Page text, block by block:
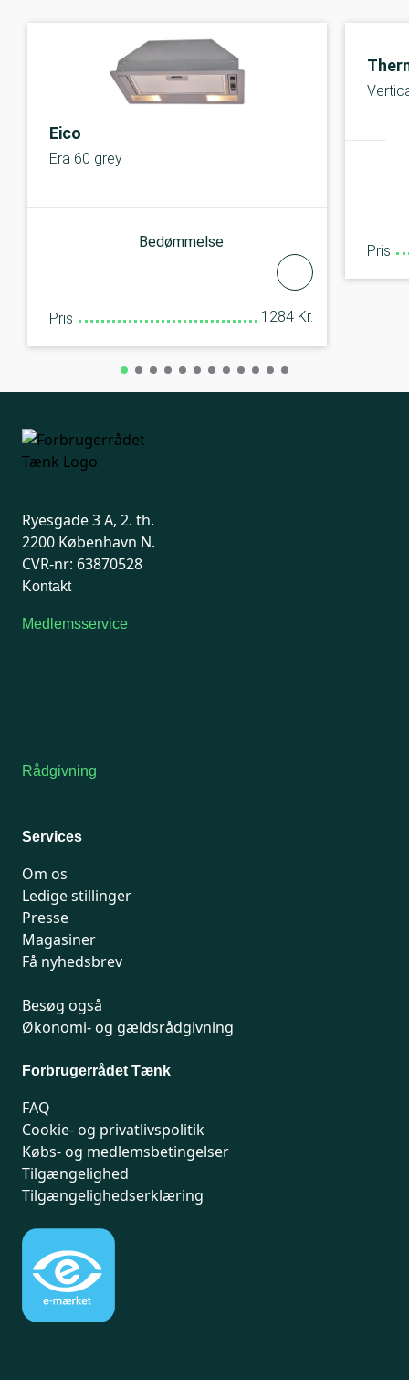
Eico
Era 60 grey
Bedømmelse
Pris 1284 Kr.
Pris
Ryesgade 3 A, 2. th.
2200 København N.
CVR-nr: 63870528
Kontakt
Medlemsservice
Rådgivning
Services
Om os
Ledige stillinger
Presse
Magasiner
Få nyhedsbrev
Besøg også
Økonomi- og gældsrådgivning
Forbrugerrådet Tænk
FAQ
Cookie- og privatlivspolitik
Købs- og medlemsbetingelser
Tilgængelighed
Tilgængelighedserklæring